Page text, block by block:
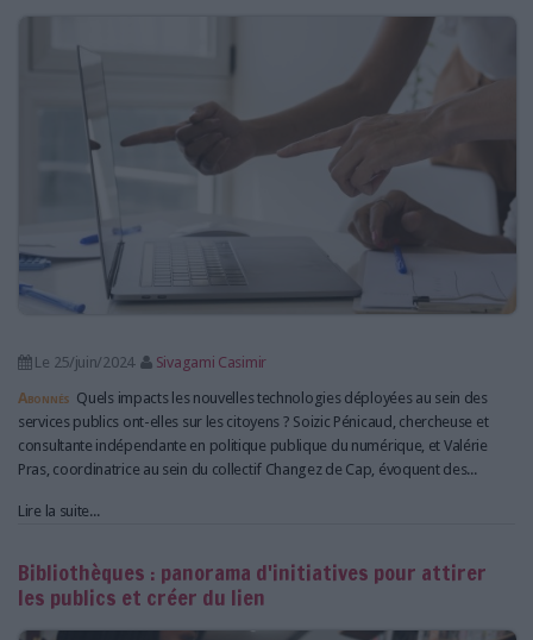
Le 25/juin/2024
Sivagami Casimir
Abonnés Quels impacts les nouvelles technologies déployées au sein des
services publics ont-elles sur les citoyens ? Soizic Pénicaud, chercheuse et
consultante indépendante en politique publique du numérique, et Valérie
Pras, coordinatrice au sein du collectif Changez de Cap, évoquent des...
Lire la suite...
Bibliothèques : panorama d'initiatives pour attirer
les publics et créer du lien